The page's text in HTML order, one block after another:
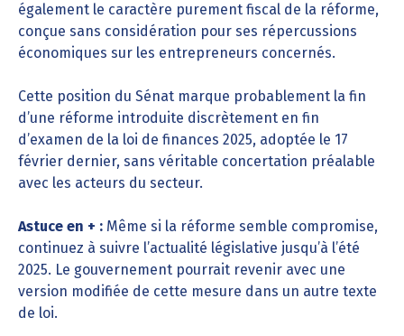
également le caractère purement fiscal de la réforme,
conçue sans considération pour ses répercussions
économiques sur les entrepreneurs concernés.
Cette position du Sénat marque probablement la fin
d’une réforme introduite discrètement en fin
d’examen de la loi de finances 2025, adoptée le 17
février dernier, sans véritable concertation préalable
avec les acteurs du secteur.
Astuce en + : Même si la réforme semble compromise,
continuez à suivre l’actualité législative jusqu’à l’été
2025. Le gouvernement pourrait revenir avec une
version modifiée de cette mesure dans un autre texte
de loi.